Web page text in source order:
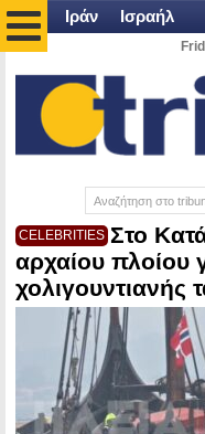
Ιράν Ισραήλ
CELEBRITIES Στο
αρχαίου πλοίου
χολιγουντιανής